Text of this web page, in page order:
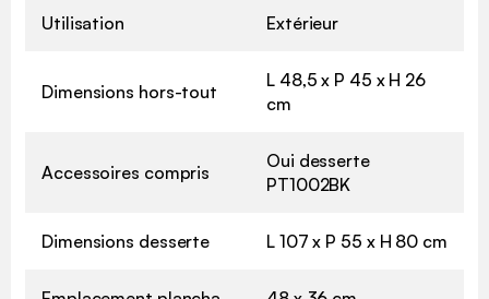
Utilisation Extérieur
Dimensions hors-tout
L 48,5 x P 45 x H 26
cm
Accessoires compris
Oui desserte
PT1002BK
Dimensions desserte L 107 x P 55 x H 80 cm